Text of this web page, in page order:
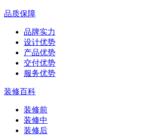
品质保障
品牌实力
设计优势
产品优势
交付优势
服务优势
装修百科
装修前
装修中
装修后